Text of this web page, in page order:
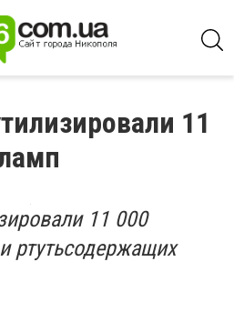
11
11 000
ртутьсодержащих